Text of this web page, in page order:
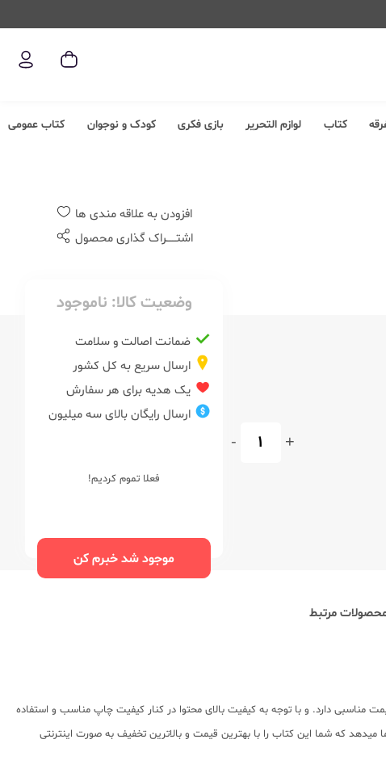
کتاب لوازم التحریر بازی فکری کودک و نوجوان کتاب عمومی
+
-
افزودن به علاقه مندی ها
اشتــــــراک گذاری محصول
وضعیت کالا: ناموجود
ضمانت اصالت و سلامت
ارسال سریع به کل کشور
یک هدیه برای هر سفارش
ارسال رایگان بالای سه میلیون
فعلا تموم کردیم!
موجود شد خبرم کن
مرتبط
مناسبی دارد. و با توجه به کیفیت بالای محتوا در کنار کیفیت چاپ مناسب و استفاده
که شما این کتاب را با بهترین قیمت و بالاترین تخفیف به صورت اینترنتی